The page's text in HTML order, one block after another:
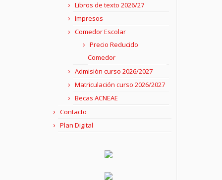
Libros de texto 2026/27
Impresos
Comedor Escolar
Precio Reducido
Comedor
Admisión curso 2026/2027
Matriculación curso 2026/2027
Becas ACNEAE
Contacto
Plan Digital